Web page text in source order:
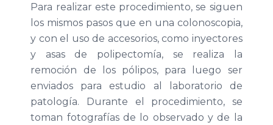
Para realizar este procedimiento, se siguen
los mismos pasos que en una colonoscopia,
y con el uso de accesorios, como inyectores
y asas de polipectomía, se realiza la
remoción de los pólipos, para luego ser
enviados para estudio al laboratorio de
patología. Durante el procedimiento, se
toman fotografías de lo observado y de la